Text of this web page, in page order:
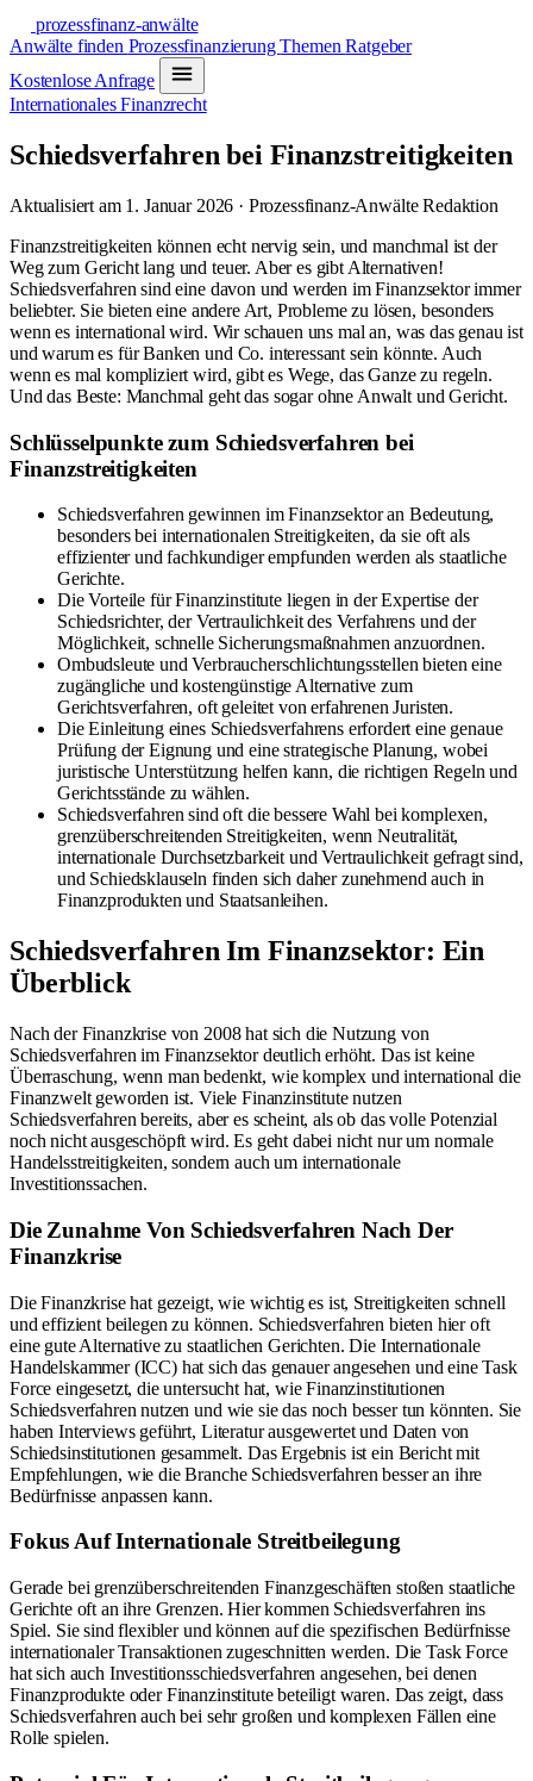
prozessfinanz-anwälte
Anwälte finden ProzessfinanzierungThemenRatgeber
Kostenlose Anfrage
Internationales Finanzrecht
Schiedsverfahren bei Finanzstreitigkeiten
Aktualisiert am 1. Januar 2026 · Prozessfinanz-Anwälte Redaktion
Finanzstreitigkeiten können echt nervig sein, und manchmal ist der
Weg zum Gericht lang und teuer. Aber es gibt Alternativen!
Schiedsverfahren sind eine davon und werden im Finanzsektor immer
beliebter. Sie bieten eine andere Art, Probleme zu lösen, besonders
wenn es international wird. Wir schauen uns mal an, was das genau ist
und warum es für Banken und Co. interessant sein könnte. Auch
wenn es mal kompliziert wird, gibt es Wege, das Ganze zu regeln.
Und das Beste: Manchmal geht das sogar ohne Anwalt und Gericht.
Schlüsselpunkte zum Schiedsverfahren bei
Finanzstreitigkeiten
Schiedsverfahren gewinnen im Finanzsektor an Bedeutung,
besonders bei internationalen Streitigkeiten, da sie oft als
effizienter und fachkundiger empfunden werden als staatliche
Gerichte.
Die Vorteile für Finanzinstitute liegen in der Expertise der
Schiedsrichter, der Vertraulichkeit des Verfahrens und der
Möglichkeit, schnelle Sicherungsmaßnahmen anzuordnen.
Ombudsleute und Verbraucherschlichtungsstellen bieten eine
zugängliche und kostengünstige Alternative zum
Gerichtsverfahren, oft geleitet von erfahrenen Juristen.
Die Einleitung eines Schiedsverfahrens erfordert eine genaue
Prüfung der Eignung und eine strategische Planung, wobei
juristische Unterstützung helfen kann, die richtigen Regeln und
Gerichtsstände zu wählen.
Schiedsverfahren sind oft die bessere Wahl bei komplexen,
grenzüberschreitenden Streitigkeiten, wenn Neutralität,
internationale Durchsetzbarkeit und Vertraulichkeit gefragt sind,
und Schiedsklauseln finden sich daher zunehmend auch in
Finanzprodukten und Staatsanleihen.
Schiedsverfahren Im Finanzsektor: Ein
Überblick
Nach der Finanzkrise von 2008 hat sich die Nutzung von
Schiedsverfahren im Finanzsektor deutlich erhöht. Das ist keine
Überraschung, wenn man bedenkt, wie komplex und international die
Finanzwelt geworden ist. Viele Finanzinstitute nutzen
Schiedsverfahren bereits, aber es scheint, als ob das volle Potenzial
noch nicht ausgeschöpft wird. Es geht dabei nicht nur um normale
Handelsstreitigkeiten, sondern auch um internationale
Investitionssachen.
Die Zunahme Von Schiedsverfahren Nach Der
Finanzkrise
Die Finanzkrise hat gezeigt, wie wichtig es ist, Streitigkeiten schnell
und effizient beilegen zu können. Schiedsverfahren bieten hier oft
eine gute Alternative zu staatlichen Gerichten. Die Internationale
Handelskammer (ICC) hat sich das genauer angesehen und eine Task
Force eingesetzt, die untersucht hat, wie Finanzinstitutionen
Schiedsverfahren nutzen und wie sie das noch besser tun könnten. Sie
haben Interviews geführt, Literatur ausgewertet und Daten von
Schiedsinstitutionen gesammelt. Das Ergebnis ist ein Bericht mit
Empfehlungen, wie die Branche Schiedsverfahren besser an ihre
Bedürfnisse anpassen kann.
Fokus Auf Internationale Streitbeilegung
Gerade bei grenzüberschreitenden Finanzgeschäften stoßen staatliche
Gerichte oft an ihre Grenzen. Hier kommen Schiedsverfahren ins
Spiel. Sie sind flexibler und können auf die spezifischen Bedürfnisse
internationaler Transaktionen zugeschnitten werden. Die Task Force
hat sich auch Investitionsschiedsverfahren angesehen, bei denen
Finanzprodukte oder Finanzinstitute beteiligt waren. Das zeigt, dass
Schiedsverfahren auch bei sehr großen und komplexen Fällen eine
Rolle spielen.